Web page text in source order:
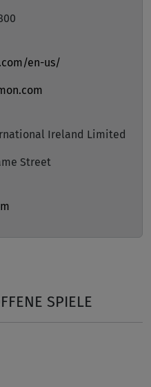
en-us/
Ireland Limited
Street
SPIELE